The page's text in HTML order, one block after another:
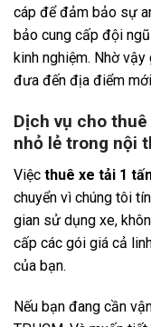
cáp để đảm bảo sự
bảo cung cấp đội
kinh nghiệm. Nhờ
đưa đến địa điểm
Dịch vụ cho
nhỏ lẻ trong nội
Việc thuê xe tải 1
chuyển vì chúng tôi
gian sử dụng xe,
cấp các gói giá cả
của bạn.
Nếu bạn đang cần